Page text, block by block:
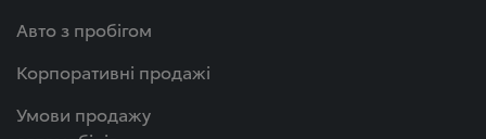
Авто з пробігом
Корпоративні продажі
Умови продажу